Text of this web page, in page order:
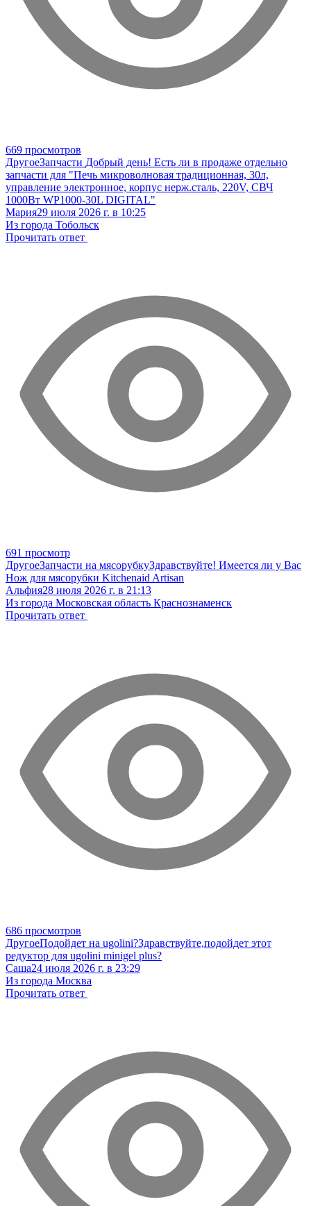
669 просмотров
ДругоеЗапчасти Добрый день! Есть ли в продаже отдельно
запчасти для "Печь микроволновая традиционная, 30л,
управление электронное, корпус нерж.сталь, 220V, СВЧ
1000Вт WP1000-30L DIGITAL"
Мария29 июля 2026 г. в 10:25
Из города Тобольск
Прочитать ответ
691 просмотр
ДругоеЗапчасти на мясорубкуЗдравствуйте! Имеется ли у Вас
Нож для мясорубки Kitchenaid Artisan
Альфия28 июля 2026 г. в 21:13
Из города Московская область Краснознаменск
Прочитать ответ
686 просмотров
ДругоеПодойдет на ugolini?Здравствуйте,подойдет этот
редуктор для ugolini minigel plus?
Саша24 июля 2026 г. в 23:29
Из города Москва
Прочитать ответ